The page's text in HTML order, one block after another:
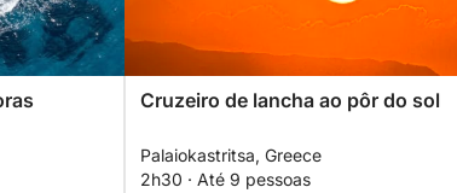
Cruzeiro de lancha ao pôr do sol
Palaiokastritsa, Greece
2h30 · Até 9 pessoas